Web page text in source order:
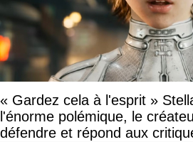
« Gardez cela à l'esprit »
l'énorme polémique, le
défendre et répond aux